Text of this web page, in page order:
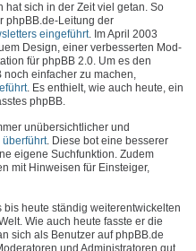
sich in der Zeit viel getan. So
phpBB.de-Leitung der
eingeführt. Im April 2003
Design, einer verbesserten Mod-
für phpBB 2.0. Um es den
einfacher zu machen,
. Es enthielt, wie auch heute, ein
phpBB.
unübersichtlicher und
. Diese bot eine besserer
eigene Suchfunktion. Zudem
mit Hinweisen für Einsteiger,
heute ständig weiterentwickelten
Wie auch heute fasste er die
sich als Benutzer auf phpBB.de
und Administratoren gut